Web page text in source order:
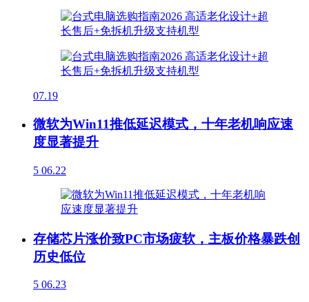
07.19
微软为Win11推低延迟模式，十年老机响应速
度显著提升
5 06.22
存储芯片涨价致PC市场疲软，主板价格暴跌创
历史低位
5 06.23